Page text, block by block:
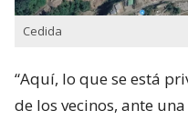
Cedida
“Aquí, lo que se está
de los vecinos, ante